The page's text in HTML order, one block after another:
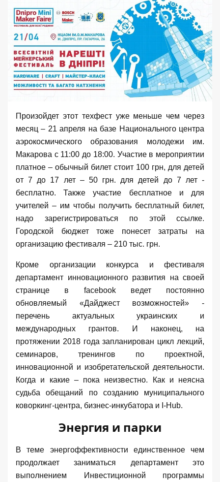
Произойдет этот техфест уже меньше чем через
месяц – 21 апреля на базе Национального центра
аэрокосмического образования молодежи им.
Макарова с 11:00 до 18:00. Участие в мероприятии
платное – обычный билет стоит 100 грн, для детей
от 7 до 17 лет – 50 грн. для детей до 7 лет -
бесплатно. Также участие бесплатное и для
учителей – им чтобы получить бесплатный билет,
надо зарегистрироваться по этой ссылке.
Городской бюджет тоже понесет затраты на
организацию фестиваля – 210 тыс. грн.
Кроме организации конкурса и фестиваля
департамент инновационного развития на своей
странице в facebookведет постоянно
обновляемый «Дайджест возможностей» -
перечень актуальных украинских и
международных грантов. И наконец, на
протяжении 2018 года запланирован цикл лекций,
семинаров, тренингов по проектной,
инновационной и изобретательской деятельности.
Когда и какие – пока неизвестно. Как и неясна
судьба обещаний по созданию муниципального
коворкинг-центра, бизнес-инкубатора и -Hub.
Энергия и парки
В теме энергоффективности единственное чем
продолжает заниматься департамент это
выполнением Инвестиционной программы